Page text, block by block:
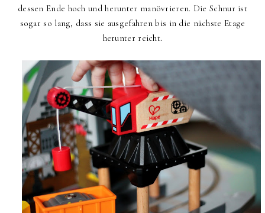
dessen Ende hoch und herunter manövrieren. Die Schnur ist
sogar so lang, dass sie ausgefahren bis in die nächste Etage
herunter reicht.